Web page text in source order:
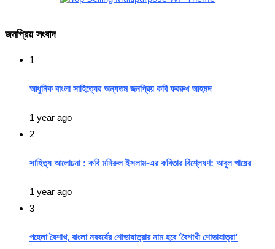
জনপ্রিয় সংবাদ
1
আধুনিক বাংলা সাহিত্যের অন্যতম জনপ্রিয় কবি ফররুখ আহমদ
1 year ago
2
সাহিত্য আলোচনা : কবি মনিরুল ইসলাম-এর কবিতার বিশ্লেষণ: আবুল খায়ের
1 year ago
3
পহেলা বৈশাখ, বাংলা নববর্ষের শোভাযাত্রার নাম হবে ‘বৈশাখী শোভাযাত্রা’